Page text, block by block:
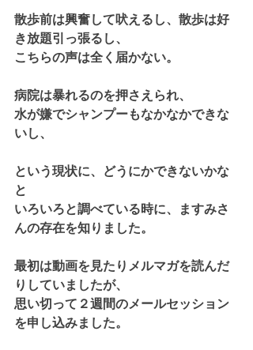
散歩前は興奮して吠えるし、散歩は好
き放題引っ張るし、
こちらの声は全く届かない。
病院は暴れるのを押さえられ、
水が嫌でシャンプーもなかなかできな
いし、
という現状に、どうにかできないかな
と
いろいろと調べている時に、ますみさ
んの存在を知りました。
最初は動画を見たりメルマガを読んだ
りしていましたが、
思い切って２週間のメールセッション
を申し込みました。